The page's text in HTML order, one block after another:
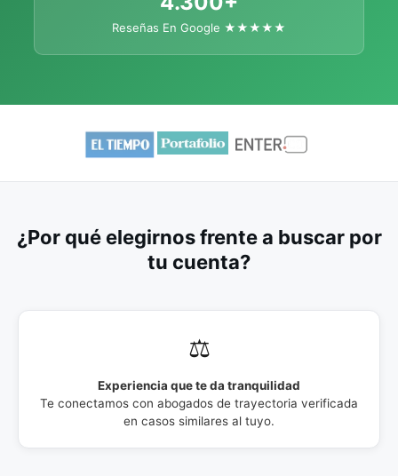
Reseñas En Google ★★★★★
¿Por qué elegirnos frente a buscar por
tu cuenta?
⚖️
Experiencia que te da tranquilidad
Te conectamos con abogados de trayectoria verificada
en casos similares al tuyo.